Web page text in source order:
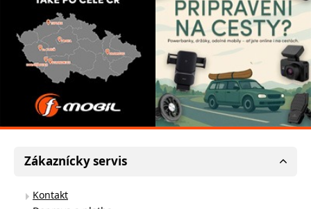
Zákaznícky servis
Kontakt